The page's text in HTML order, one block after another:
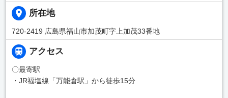
所在地
720-2419 広島県福山市加茂町字上加茂33番地
アクセス
〇最寄駅
・JR福塩線「万能倉駅」から徒歩15分